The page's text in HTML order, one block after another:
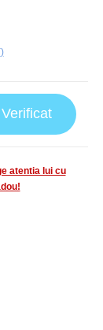
Verificat
atentia lui cu